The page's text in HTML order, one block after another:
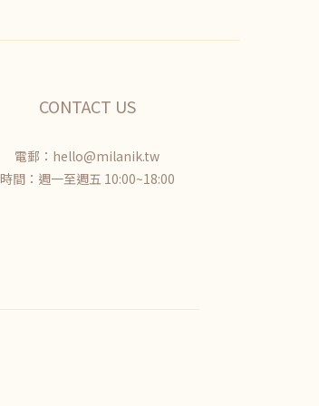
CONTACT US
電郵：hello@milanik.tw
時間：週一至週五 10:00~18:00